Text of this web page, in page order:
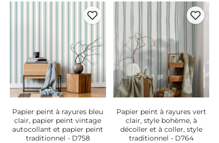
Papier peint à rayures bleu
clair, papier peint vintage
autocollant et papier peint
traditionnel - D758
Papier peint à rayures vert
clair, style bohème, à
décoller et à coller, style
traditionnel - D764